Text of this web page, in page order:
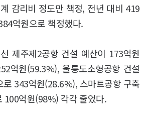
감리비 정도만 책정, 전년 대비 419
억원으로 책정했다.
제주제2공항 건설 예산이 173억원
억원(59.3%), 울릉도소형공항 건설
로 343억원(28.6%), 스마트공항 구축
100억원(98%) 각각 줄었다.